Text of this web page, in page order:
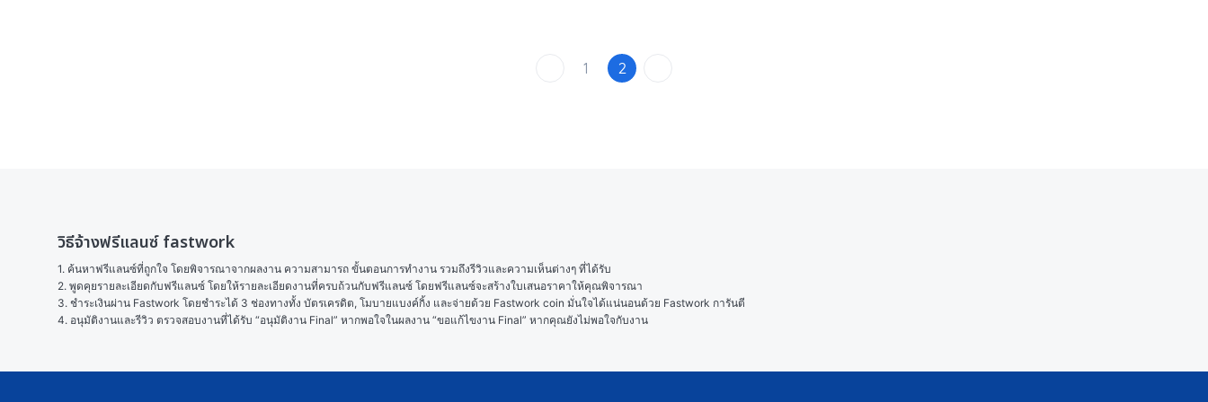
1 2
วิธีจ้างฟรีแลนซ์ fastwork
1. ค้นหาฟรีแลนซ์ที่ถูกใจ โดยพิจารณาจากผลงาน ความสามารถ ขั้นตอนการทำงาน รวมถึงรีวิวและความเห็นต่างๆ ที่ได้รับ
2. พูดคุยรายละเอียดกับฟรีแลนซ์ โดยให้รายละเอียดงานที่ครบถ้วนกับฟรีแลนซ์ โดยฟรีแลนซ์จะสร้างใบเสนอราคาให้คุณพิจารณา
3. ชำระเงินผ่าน Fastwork โดยชำระได้ 3 ช่องทางทั้ง บัตรเครดิต, โมบายแบงค์กิ้ง และจ่ายด้วย Fastwork coin มั่นใจได้แน่นอนด้วย Fastwork การันตี
4. อนุมัติงานและรีวิว ตรวจสอบงานที่ได้รับ “อนุมัติงาน Final” หากพอใจในผลงาน “ขอแก้ไขงาน Final” หากคุณยังไม่พอใจกับงาน